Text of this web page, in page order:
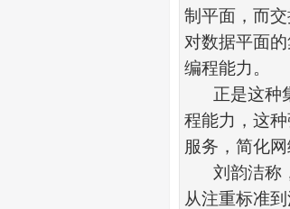
制平面，而
对数据平面的
编程能力。
正是这种
程能力，这
服务，简化
刘韵洁称
从注重标准